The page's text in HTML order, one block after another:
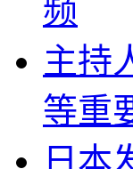
频
主持
等重
日本